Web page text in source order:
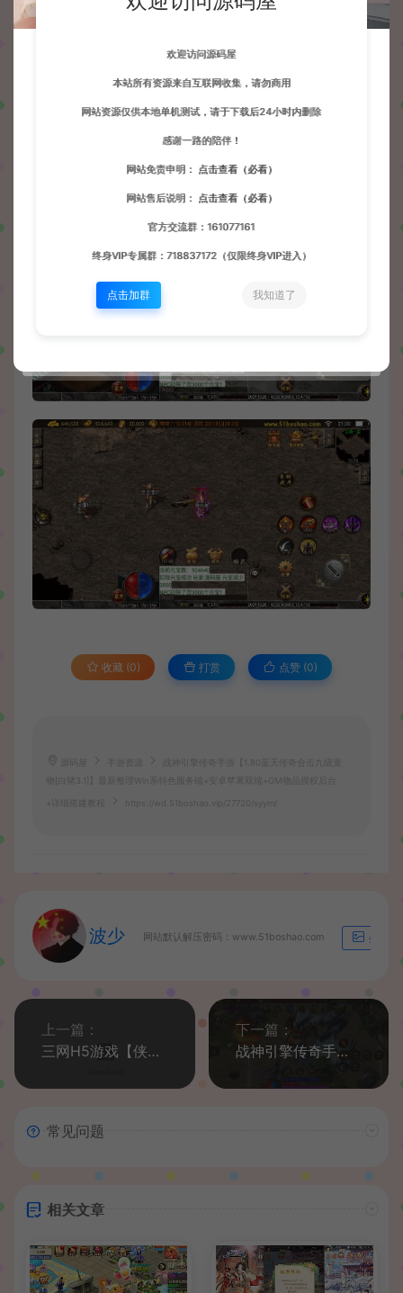
收藏 (0) 打赏 点赞 (0)
手游资源
战神引擎传奇手游【1.80蓝天传奇合击九级宠
物[白猪3.1]】最新整理Win系特色服务端+安卓苹果双端+GM物品授权后台
+详细搭建教程 https://wd.51boshao.vip/27720/syym/
波少 网站默认解压密码：www.51boshao.com 生成海
上一篇：
三网H5游戏【侠客游H5】最新整理WIN系服务端+运营后台+GM授权后台+详细搭建教程+配套中文表+导表工具
下一篇：
战神引擎传奇手游【笑傲江湖第三季十六大陆合击版】最新整理Win系特色服务端+安卓苹果双端+GM物品授权后台+详细搭建教程
常见问题
相关文章
欢迎访问源码屋
本站所有资源来自互联网收集，请勿商用
网站资源仅供本地单机测试，请于下载后24小时内删除
感谢一路的陪伴！
网站免责申明： 点击查看（必看）
网站售后说明： 点击查看（必看）
官方交流群：161077161
终身VIP专属群：718837172（仅限终身VIP进入）
点击加群 我知道了